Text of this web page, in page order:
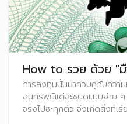
How to รวย ด้วย "
การลงทุนนั้นมาควบคู่กับควา
สินทรัพย์แต่ละชนิดแบบง่าย ๆ
จริงไปซะทุกตัว จึงเกิดสิ่งที่เรี